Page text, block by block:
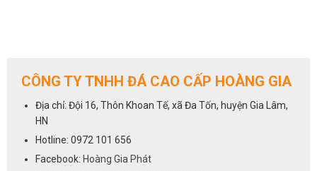
CÔNG TY TNHH ĐÁ CAO CẤP HOÀNG GIA
Địa chỉ: Đội 16, Thôn Khoan Tế, xã Đa Tốn, huyện Gia Lâm,
HN
Hotline: 0972 101 656
Facebook: Hoàng Gia Phát